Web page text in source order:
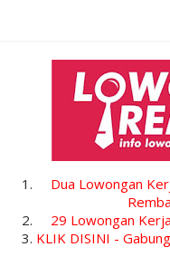
Dua Lowongan
29 Lowongan
KLIK DISINI -